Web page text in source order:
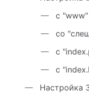
с
со
с
с
Настройка